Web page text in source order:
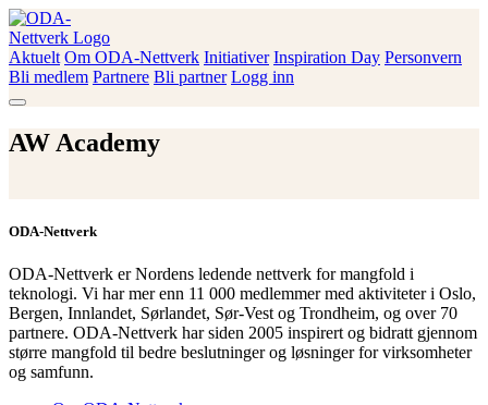
Skip
to
content
ODA-Nettverk
Aktuelt Om ODA-Nettverk Initiativer Inspiration Day Personvern
Bli medlem Partnere Bli partner Logg inn
AW Academy
ODA-Nettverk
ODA-Nettverk er Nordens ledende nettverk for mangfold i
teknologi. Vi har mer enn 11 000 medlemmer med aktiviteter i Oslo,
Bergen, Innlandet, Sørlandet, Sør-Vest og Trondheim, og over 70
partnere. ODA-Nettverk har siden 2005 inspirert og bidratt gjennom
større mangfold til bedre beslutninger og løsninger for virksomheter
og samfunn.